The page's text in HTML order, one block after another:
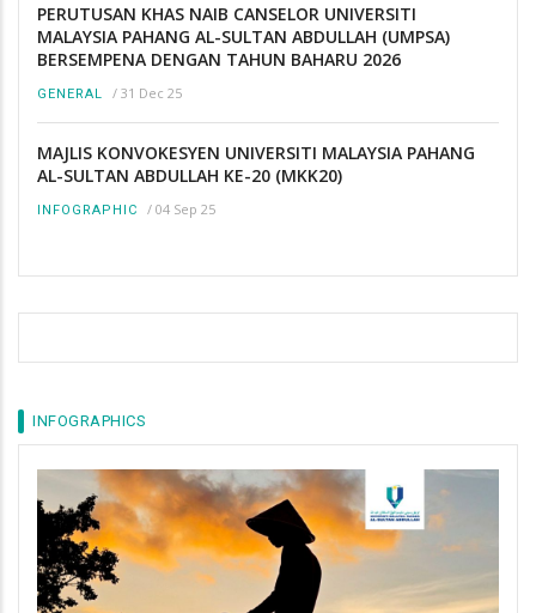
PERUTUSAN KHAS NAIB CANSELOR UNIVERSITI
MALAYSIA PAHANG AL-SULTAN ABDULLAH (UMPSA)
BERSEMPENA DENGAN TAHUN BAHARU 2026
GENERAL / 31 Dec 25
MAJLIS KONVOKESYEN UNIVERSITI MALAYSIA PAHANG
AL-SULTAN ABDULLAH KE-20 (MKK20)
INFOGRAPHIC / 04 Sep 25
INFOGRAPHICS